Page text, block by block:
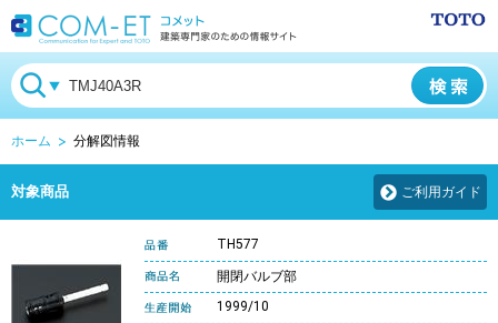
ホーム 分解図情報
対象商品 ご利用ガイド
TH577
開閉バルブ部
1999/10